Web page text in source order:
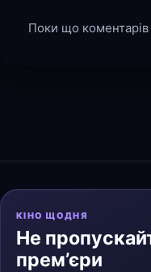
Поки що
КІНО ЩОДНЯ
Не
прем’єри